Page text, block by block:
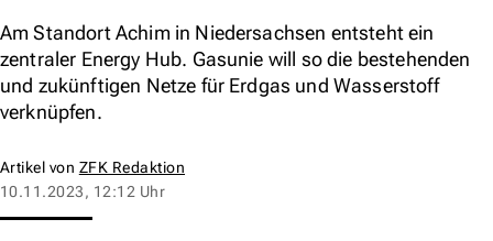
Am Standort Achim in Niedersachsen entsteht ein
zentraler Energy Hub. Gasunie will so die bestehenden
und zukünftigen Netze für Erdgas und Wasserstoff
verknüpfen.
Artikel von ZFK Redaktion
10.11.2023, 12:12 Uhr